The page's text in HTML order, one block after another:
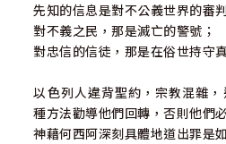
先知的信息是對不公義世界的審
對不義之民，那是滅亡的警號；
對忠信的信徒，那是在俗世持守
以色列人違背聖約，宗教混雜
種方法勸導他們回轉，否則他們
神藉何西阿深刻具體地道出罪是